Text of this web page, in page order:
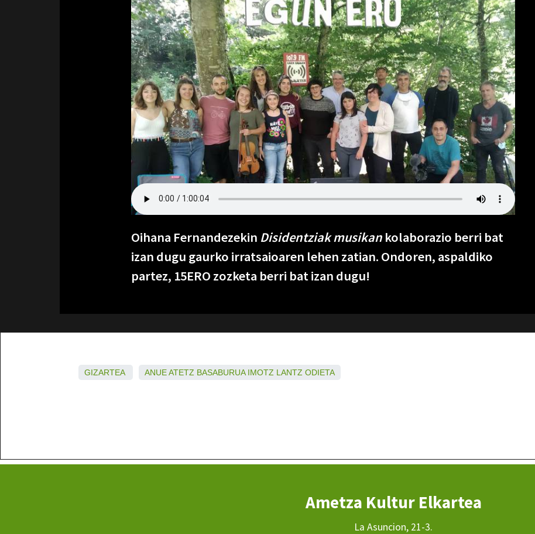
Oihana Fernandezekin Disidentziak musikan kolaborazio berri bat
izan dugu gaurko irratsaioaren lehen zatian. Ondoren, aspaldiko
partez, 15ERO zozketa berri bat izan dugu!
GIZARTEA ANUEATETZ BASABURUA IMOTZ LANTZ ODIETA
Ametza Kultur Elkartea
La Asuncion, 21-3.